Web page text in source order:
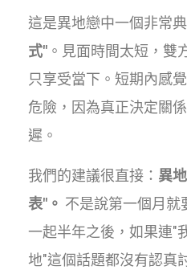
這是異地戀中一個非常
式" 。見面時間太短，雙
只享受當下。短期內感
危險，因為真正決定關
遲。
我們的建議很直接： 異
表"。 不是說第一個月就
一起半年之後，如果連"
地"這個話題都沒有認真